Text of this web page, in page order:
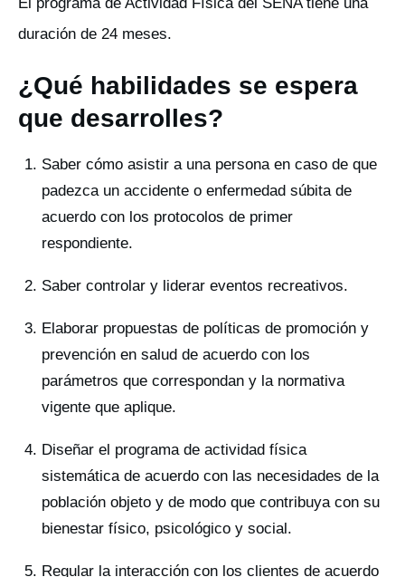
El programa de Actividad Física del SENA tiene una
duración de 24 meses.
¿Qué habilidades se espera
que desarrolles?
Saber cómo asistir a una persona en caso de que
padezca un accidente o enfermedad súbita de
acuerdo con los protocolos de primer
respondiente.
Saber controlar y liderar eventos recreativos.
Elaborar propuestas de políticas de promoción y
prevención en salud de acuerdo con los
parámetros que correspondan y la normativa
vigente que aplique.
Diseñar el programa de actividad física
sistemática de acuerdo con las necesidades de la
población objeto y de modo que contribuya con su
bienestar físico, psicológico y social.
Regular la interacción con los clientes de acuerdo